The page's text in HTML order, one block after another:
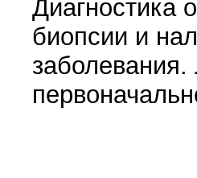
Диагностика
биопсии и
заболевания.